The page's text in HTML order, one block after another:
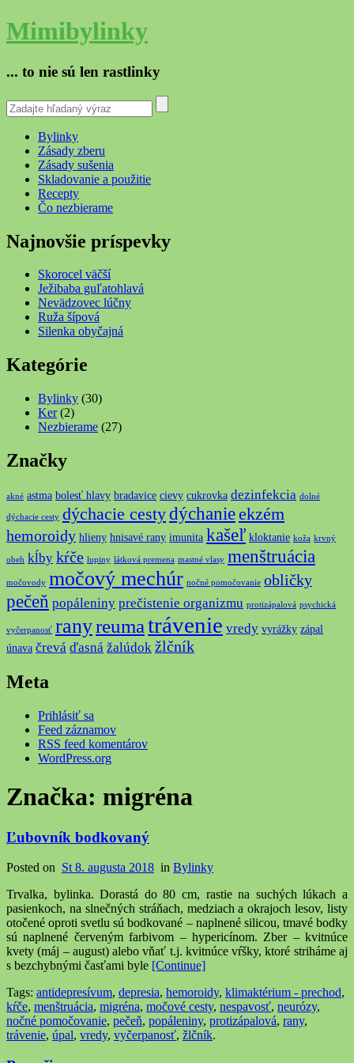
Mimibylinky
... to nie sú len rastlinky
Bylinky
Zásady zberu
Zásady sušenia
Skladovanie a použitie
Recepty
Čo nezbierame
Najnovšie príspevky
Skorocel väčší
Ježibaba guľatohlavá
Nevädzovec lúčny
Ruža šípová
Silenka obyčajná
Kategórie
Bylinky (30)
Ker(2)
Nezbierame (27)
Značky
akné astma bolesť hlavy bradavice cievy cukrovka dezinfekcia dolné
dýchacie cesty dýchacie cestydýchanieekzém
hemoroidy hlieny hnisavé rany imunita kašeľ kloktanie koža krvný
obeh kĺby kŕče lupiny látková premena mastné vlasy menštruácia
močovody močový mechúr nočné pomočovanie obličky
pečeň popáleniny prečistenie organizmu protizápalová psychická
vyčerpanosť ranyreumatrávenie vredy vyrážky zápal
únava črevá ďasná žalúdok žlčník
Meta
Prihlásiť sa
Feed záznamov
RSS feed komentárov
WordPress.org
Značka: migréna
Ľubovník bodkovaný
Posted on St 8. augusta 2018 in Bylinky
Trvalka, bylinka. Dorastá do 80 cm, rastie na suchých lúkach a
pasienkoch, na slnečných stráňach, medziach a okrajoch lesov, listy
otočené oproti svetlu sú bodkované – naplnené silicou, tmavé bodky
sú naplnené červeným farbivom – hypericínom. Zber – kvitnúce
kvety (máj – august) alebo vňať t.j. kvitnúce vŕšky, ktoré striháme aj
s bezchybnými časťami byle [Continue]
Tags: antidepresívum, depresia, hemoroidy, klimaktérium - prechod,
kŕče, menštruácia, migréna, močové cesty, nespavosť, neurózy,
nočné pomočovanie, pečeň, popáleniny, protizápalová, rany,
trávenie, úpal, vredy, vyčerpanosť, žlčník.